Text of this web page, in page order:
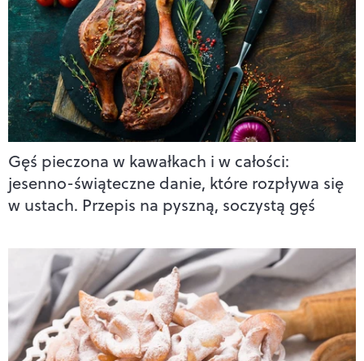
Gęś pieczona w kawałkach i w całości:
jesenno-świąteczne danie, które rozpływa się
w ustach. Przepis na pyszną, soczystą gęś